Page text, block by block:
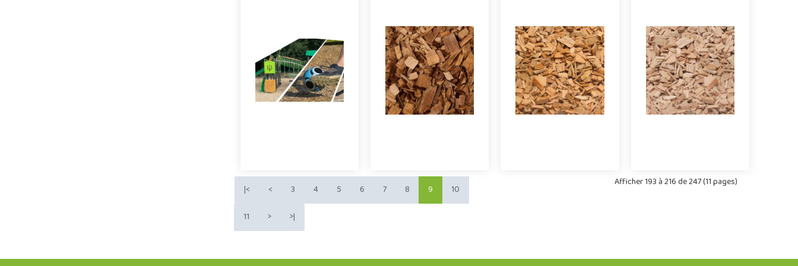
pour répondre aux
exigences de la norme
EN 1177 relative a..
Indiquez le volume en m3
spécialement calibrés
pour répondre aux
exigences de la norme
EN 1177 relative aux r..
Indiquez le volume en m3
spécialement calibrés
pour répondre aux
exigences de la norme
EN 1177 relative au..
Indiquez le volume en m3
jeux, spécialement
calibrés pour répondre
aux exigences de la
norme EN 1177 relati..
Indiquez le volume en m3
|< < 3 4 5 6 7 8 9
10
11
> >|
Afficher 193 à 216 de 247 (11 pages)